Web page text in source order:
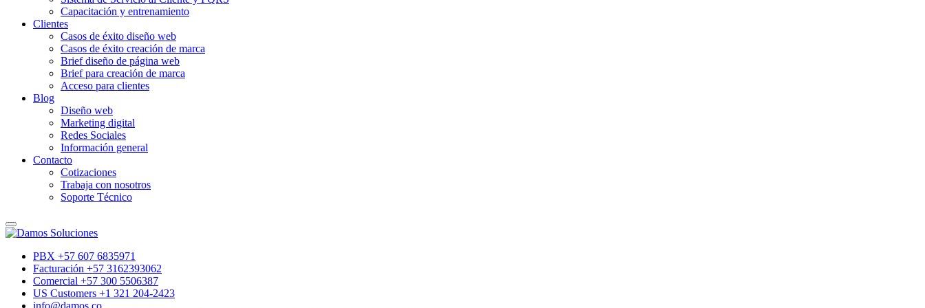
Capacitación y entrenamiento
Clientes
Casos de éxito diseño web
Casos de éxito creación de marca
Brief diseño de página web
Brief para creación de marca
Acceso para clientes
Blog
Diseño web
Marketing digital
Redes Sociales
Información general
Contacto
Cotizaciones
Trabaja con nosotros
Soporte Técnico
PBX +57 607 6835971
Facturación +57 3162393062
Comercial +57 300 5506387
US Customers +1 321 204-2423
info@damos.co